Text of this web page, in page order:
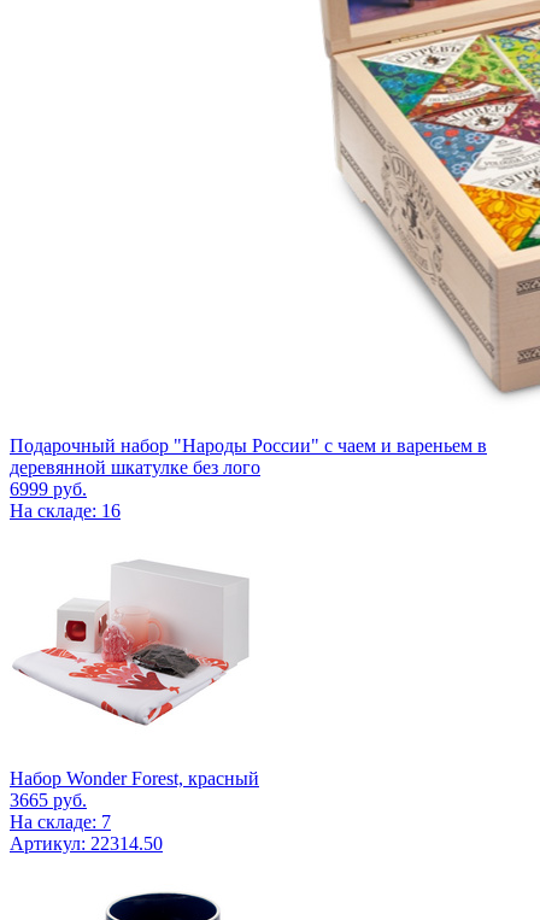
Подарочный набор "Народы России" с чаем и вареньем в
деревянной шкатулке без лого
6999 руб.
На складе: 16
Набор Wonder Forest, красный
3665 руб.
На складе: 7
Артикул: 22314.50